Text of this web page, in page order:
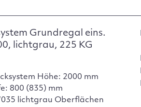
Grundregal eins.
lichtgrau, 225 KG
Höhe: 2000 mm
800 (835) mm
lichtgrau Oberflächen